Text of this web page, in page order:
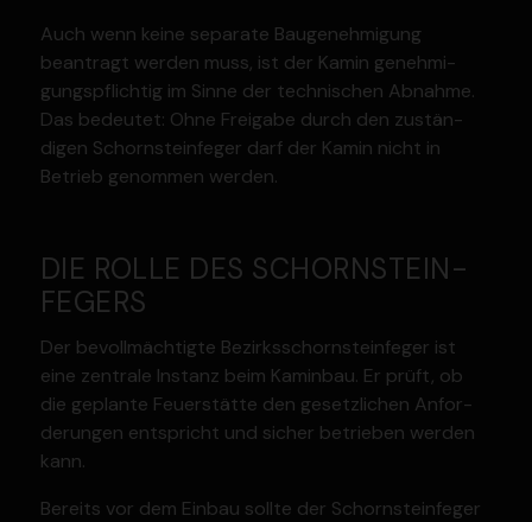
Auch wenn keine separate Bauge­neh­migung
beantragt werden muss, ist der Kamin geneh­mi­
gungs­pflichtig im Sinne der techni­schen Abnahme.
Das bedeutet: Ohne Freigabe durch den zustän­
digen Schorn­stein­feger darf der Kamin nicht in
Betrieb genommen werden.
DIE ROLLE DES SCHORN­STEIN­
FEGERS
Der bevoll­mäch­tigte Bezirks­schorn­stein­feger ist
eine zentrale Instanz beim Kaminbau. Er prüft, ob
die geplante Feuer­stätte den gesetz­lichen Anfor­
de­rungen entspricht und sicher betrieben werden
kann.
Bereits vor dem Einbau sollte der Schorn­stein­feger